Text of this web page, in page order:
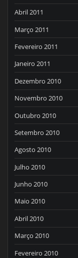
Abril 2011
Março 2011
Fevereiro 2011
Janeiro 2011
Dezembro 2010
Novembro 2010
Outubro 2010
Setembro 2010
Agosto 2010
Julho 2010
Junho 2010
Maio 2010
Abril 2010
Março 2010
Fevereiro 2010